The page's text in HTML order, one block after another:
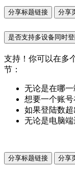
分享标题链接 分享
是否支持多设备同时
支持！你可以在多
节：
无论是在哪
想要一个账
如果登陆数
无论是电脑端
分享标题链接 分享